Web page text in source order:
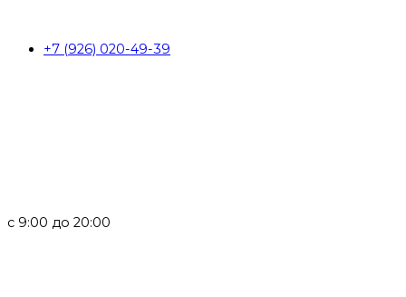
+7 (926) 020-49-39
с 9:00 до 20:00